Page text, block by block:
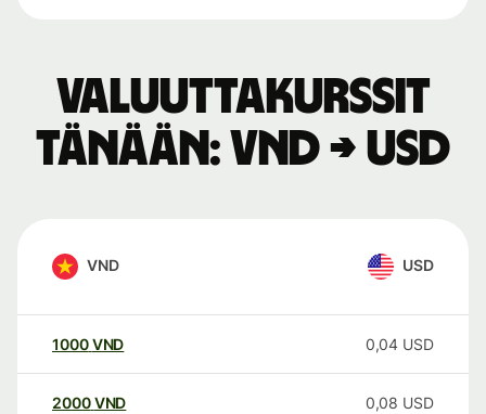
Valuuttakurssit
tänään: VND → USD
VND USD
1000VND 0,04 USD
2000VND 0,08 USD